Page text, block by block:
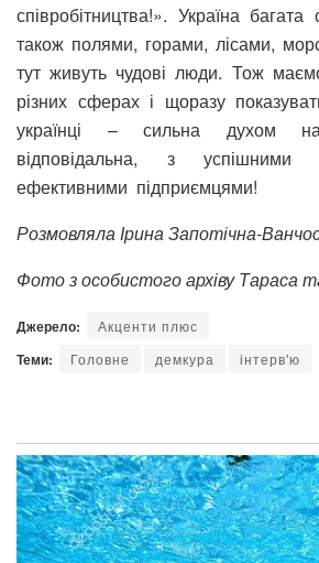
співробітництва!». Україна
також полями, горами, лісами,
тут живуть чудові люди. Тож
різних сферах і щоразу
українці – сильна духом
відповідальна, з успішними
ефективними підприємцями!
Розмовляла Ірина Запотічна-
Фото з особистого архіву Тараса
Джерело: Акценти плюс
Теми: Головне демкура інтерв'ю